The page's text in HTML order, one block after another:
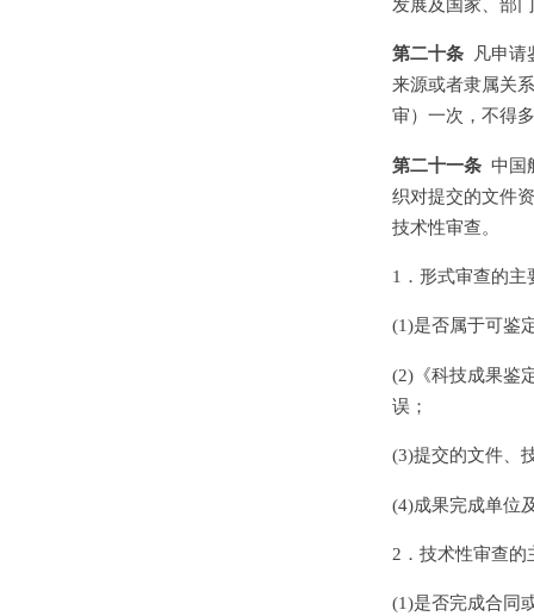
第二十条凡申请
来源或者隶属关
审）一次，不得
第二十一条中国
织对提交的文件
技术性审查。
1．形式审查的主
(1)是否属于可鉴
(2)《科技成果鉴
误；
(3)提交的文件、
(4)成果完成单位
2．技术性审查的
(1)是否完成合同